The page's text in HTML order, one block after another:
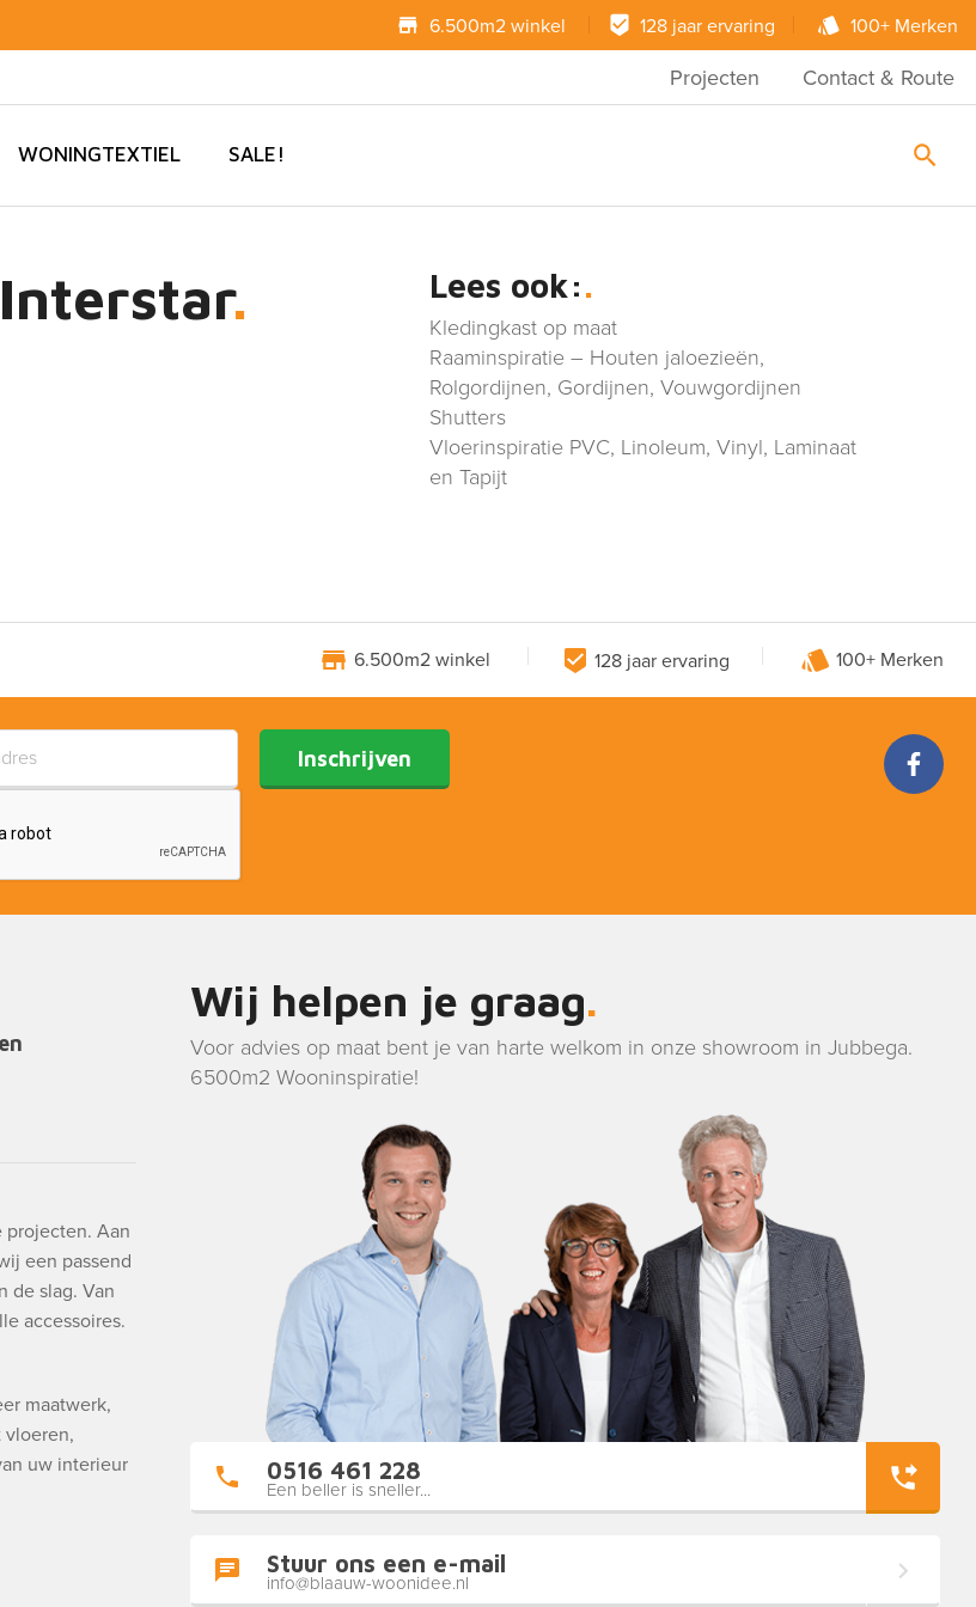
6.500m2 winkel 128 jaar ervaring 100+ Merken
Projecten Contact & Route
WONINGTEXTIEL SALE!
Lees ook:
Kledingkast op maat
Raaminspiratie – Houten jaloezieën,
Rolgordijnen, Gordijnen, Vouwgordijnen
Shutters
Vloerinspiratie PVC, Linoleum, Vinyl, Laminaat
en Tapijt
6.500m2 winkel 128 jaar ervaring 100+ Merken
Inschrijven
projecten. Aan
een passend
de slag. Van
accessoires.
maatwerk,
vloeren,
uw interieur
Wij helpen je graag
Voor advies op maat bent je van harte welkom in onze showroom in Jubbega.
6500m2 Wooninspiratie!
0516 461 228
Een beller is sneller...
Stuur ons een e-mail
info@blaauw-woonidee.nl